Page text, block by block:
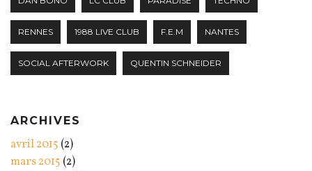
RENNES 1988 LIVE CLUB F.E.M NANTES
SOCIAL AFTERWORK QUENTIN SCHNEIDER
ARCHIVES
avril 2015 (2)
mars 2015 (2)